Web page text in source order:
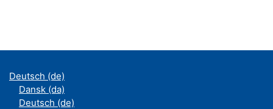
Deutsch ‎(de)‎
Dansk ‎(da)‎
Deutsch ‎(de)‎